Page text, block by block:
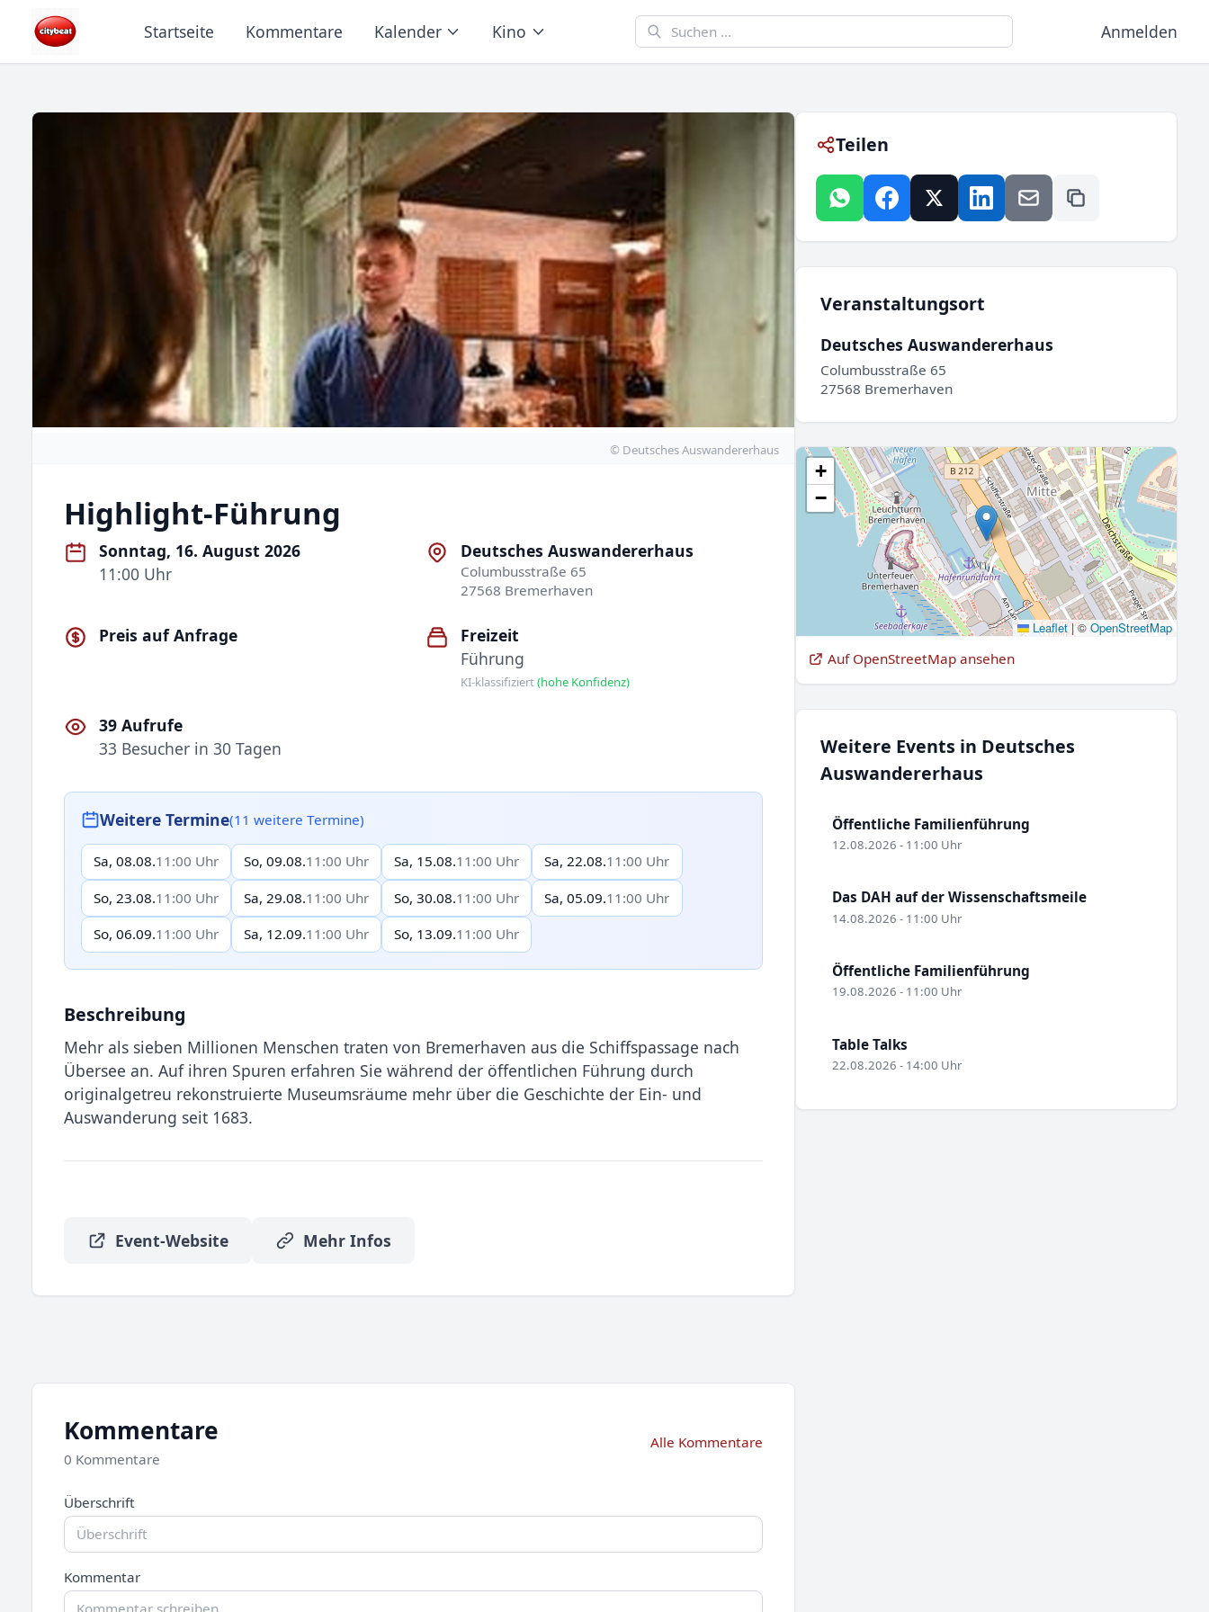
Startseite Kommentare Kalender Kino Anmelden
© Deutsches Auswandererhaus
Highlight-Führung
Sonntag, 16. August 2026
11:00 Uhr
Deutsches Auswandererhaus
Columbusstraße 65
27568 Bremerhaven
Preis auf Anfrage
Freizeit
Führung
KI-klassifiziert(hohe Konfidenz)
39 Aufrufe
33 Besucher in 30 Tagen
Weitere Termine(11 weitere Termine)
Sa, 08.08.11:00 Uhr So, 09.08.11:00 Uhr Sa, 15.08.11:00 Uhr Sa, 22.08.11:00 Uhr
So, 23.08.11:00 Uhr Sa, 29.08.11:00 Uhr So, 30.08.11:00 Uhr Sa, 05.09.11:00 Uhr
So, 06.09.11:00 Uhr Sa, 12.09.11:00 Uhr So, 13.09.11:00 Uhr
Beschreibung
Mehr als sieben Millionen Menschen traten von Bremerhaven aus die Schiffspassage nach
Übersee an. Auf ihren Spuren erfahren Sie während der öffentlichen Führung durch
originalgetreu rekonstruierte Museumsräume mehr über die Geschichte der Ein- und
Auswanderung seit 1683.
Event-Website Mehr Infos
Teilen
Veranstaltungsort
Deutsches Auswandererhaus
Columbusstraße 65
27568 Bremerhaven
+
−
Leaflet |© OpenStreetMap
Auf OpenStreetMap ansehen
Weitere Events in Deutsches
Auswandererhaus
Öffentliche Familienführung
12.08.2026 - 11:00 Uhr
Das DAH auf der Wissenschaftsmeile
14.08.2026 - 11:00 Uhr
Öffentliche Familienführung
19.08.2026 - 11:00 Uhr
Table Talks
22.08.2026 - 14:00 Uhr
Kommentare
0 Kommentare
Alle Kommentare
Überschrift
Kommentar